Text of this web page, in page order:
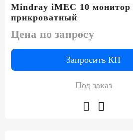
Mindray iMEC 10 монитор
прикроватный
Цена по запросу
Запросить КП
Под заказ